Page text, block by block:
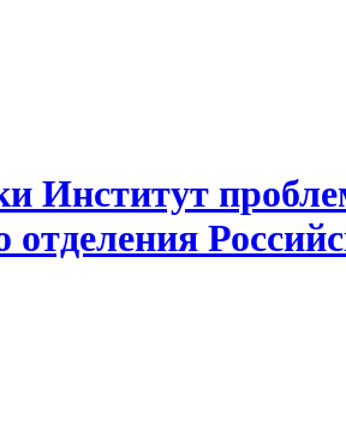
Институт